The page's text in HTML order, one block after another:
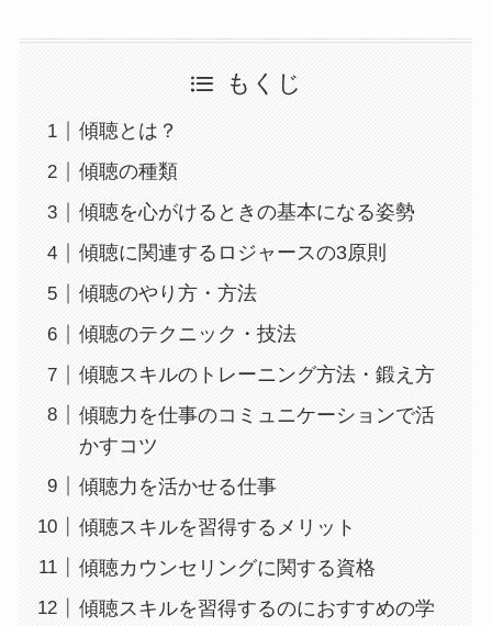
もくじ
傾聴とは？
傾聴の種類
傾聴を心がけるときの基本になる姿勢
傾聴に関連するロジャースの3原則
傾聴のやり方・方法
傾聴のテクニック・技法
傾聴スキルのトレーニング方法・鍛え方
傾聴力を仕事のコミュニケーションで活
かすコツ
傾聴力を活かせる仕事
傾聴スキルを習得するメリット
傾聴カウンセリングに関する資格
傾聴スキルを習得するのにおすすめの学